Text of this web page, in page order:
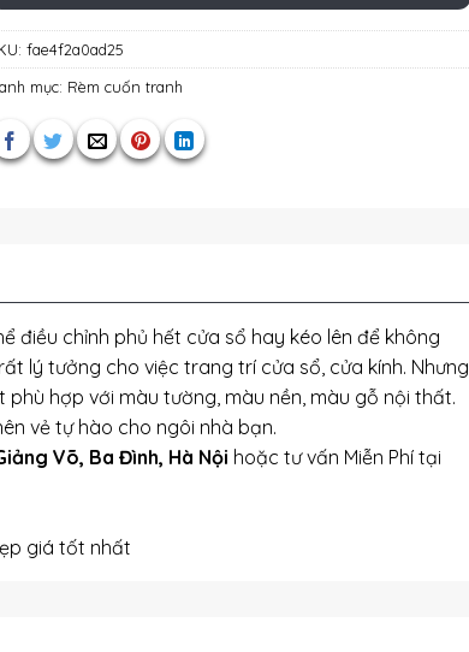
fae4f2a0ad25
mục: Rèm cuốn tranh
điều chỉnh phủ hết cửa sổ hay kéo lên để không
lý tưởng cho việc trang trí cửa sổ, cửa kính. Nhưng
hợp với màu tường, màu nền, màu gỗ nội thất.
vẻ tự hào cho ngôi nhà bạn.
Võ, Ba Đình, Hà Nội hoặc tư vấn Miễn Phí tại
giá tốt nhất